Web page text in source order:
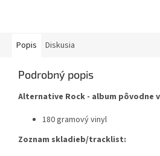
Popis Diskusia
Podrobný popis
Alternative Rock - album pôvodne
180 gramový vinyl
Zoznam skladieb/tracklist: